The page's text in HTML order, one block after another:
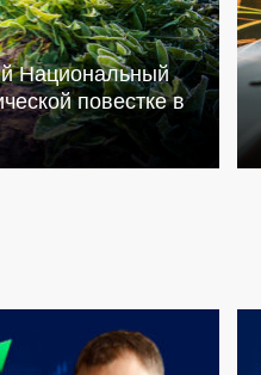
Национальный
повестке в